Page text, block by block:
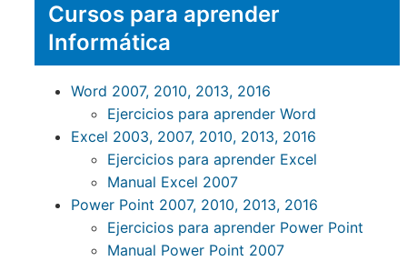
Cursos para aprender
Informática
Word 2007, 2010, 2013, 2016
Ejercicios para aprender Word
Excel 2003, 2007, 2010, 2013, 2016
Ejercicios para aprender Excel
Manual Excel 2007
Power Point 2007, 2010, 2013, 2016
Ejercicios para aprender Power Point
Manual Power Point 2007